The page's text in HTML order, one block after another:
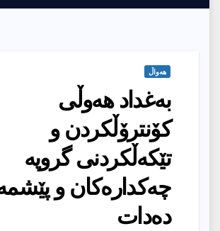
هەواڵ
بەغداد هەوڵى
كۆنترۆڵكردن و
تێكەڵكردنی گروپە
چەكدارەكان و
دەدات